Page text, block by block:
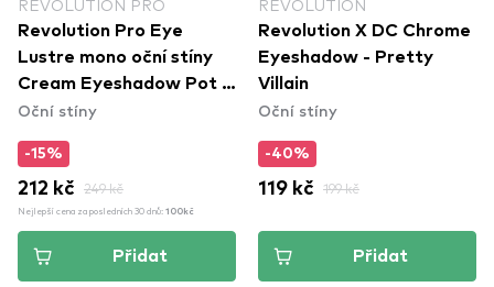
REVOLUTION PRO
Revolution Pro Eye
Lustre mono oční stíny
Cream Eyeshadow Pot -
Duchesse
Oční stíny
-15%
212 kč 249 kč
Nejlepší cena za posledních 30 dnů: 100kč
Přidat
REVOLUTION
Revolution X DC Chrome
Eyeshadow - Pretty
Villain
Oční stíny
-40%
119 kč 199 kč
Přidat